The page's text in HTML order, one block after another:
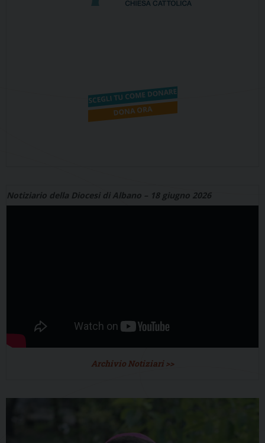
Notiziario della Diocesi di Albano – 18 giugno 2026
Archivio Notiziari >>